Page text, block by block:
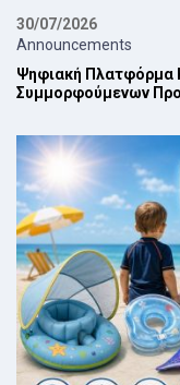
30/07/2026
Announcements
Ψηφιακή Πλατφόρμα
Συμμορφούμενων